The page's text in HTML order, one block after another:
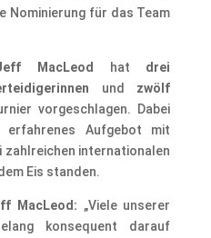
Nominierung für das Team
MacLeod hat drei
und zwölf
vorgeschlagen. Dabei
Aufgebot mit
zahlreichen internationalen
Eis standen.
MacLeod: „Viele unserer
konsequent darauf